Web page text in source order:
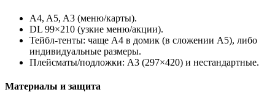
A4, A5, A3 (меню/карты).
DL 99×210 (узкие меню/акции).
Тейбл-тенты: чаще A4 в домик (в сложении A5), либо
индивидуальные размеры.
Плейсматы/подложки: A3 (297×420) и нестандартные.
Материалы и защита